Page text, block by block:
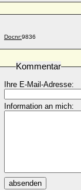
Docnr:9836
Kommentar
Ihre E-Mail-Adresse:
Information an mich:
absenden